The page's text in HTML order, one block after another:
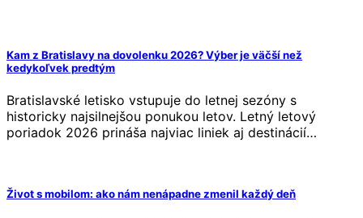
Kam z Bratislavy na dovolenku 2026? Výber je väčší než
kedykoľvek predtým
Bratislavské letisko vstupuje do letnej sezóny s
historicky najsilnejšou ponukou letov. Letný letový
poriadok 2026 prináša najviac liniek aj destinácií…
Život s mobilom: ako nám nenápadne zmenil každý deň